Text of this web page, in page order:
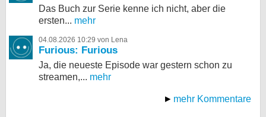
Das Buch zur Serie kenne ich nicht, aber die
ersten... mehr
04.08.2026 10:29 von Lena
Furious: Furious
Ja, die neueste Episode war gestern schon zu
streamen,... mehr
mehr Kommentare